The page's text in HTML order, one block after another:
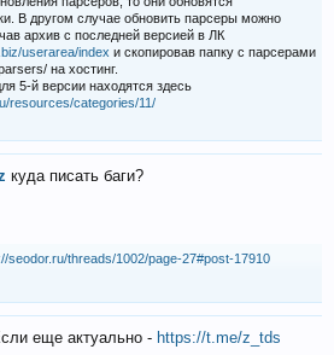
В другом случае обновить парсеры можно
архив с последней версией в ЛК
userarea/index и скопировав папку с парсерами
на хостинг.
5-й версии находятся здесь
resources/categories/11/
куда писать баги?
seodor.ru/threads/1002/page-27#post-17910
еще актуально - https://t.me/z_tds